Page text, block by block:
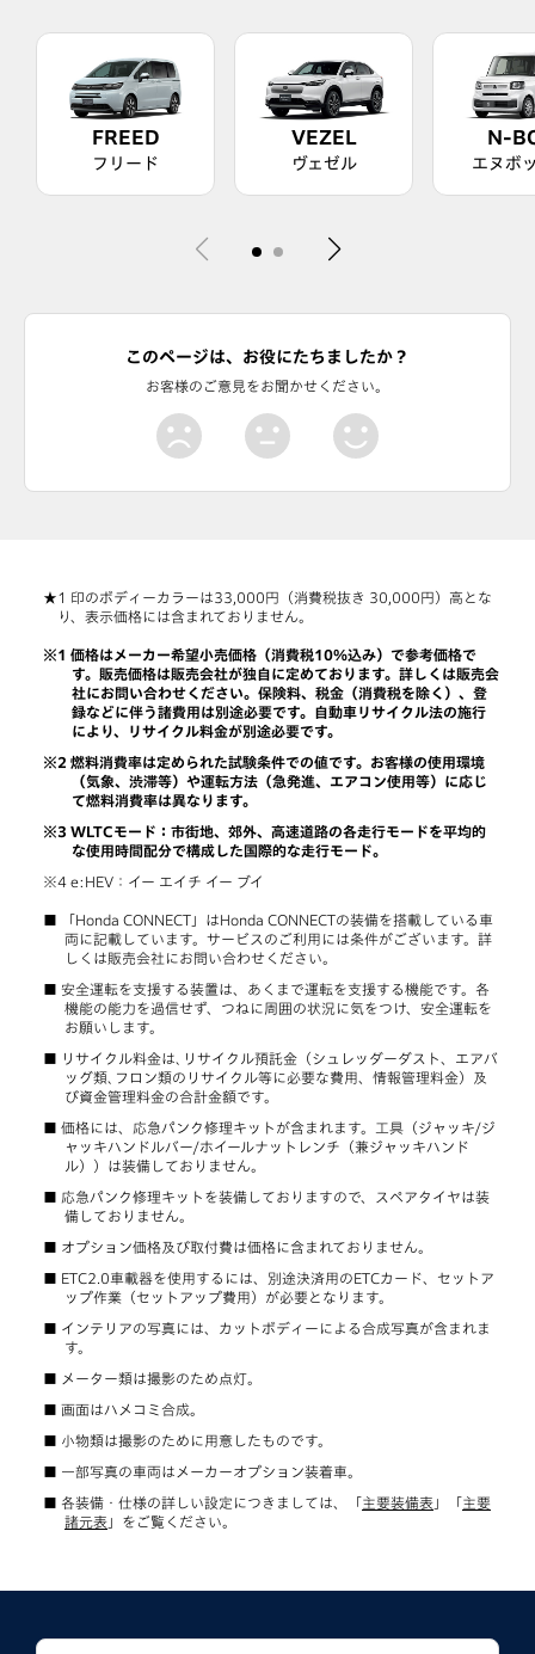
FREED
フリード
VEZEL
ヴェゼル
N-
エヌボ
このページは、お役にたちましたか？
お客様のご意見をお聞かせください。
印のボディーカラーは33,000円（消費税抜き 30,000円）高とな
り、表示価格には含まれておりません。
価格はメーカー希望小売価格（消費税10％込み）で参考価格で
す。販売価格は販売会社が独自に定めております。詳しくは販売会
社にお問い合わせください。保険料、税金（消費税を除く）、登
録などに伴う諸費用は別途必要です。自動車リサイクル法の施行
により、リサイクル料金が別途必要です。
燃料消費率は定められた試験条件での値です。お客様の使用環境
（気象、渋滞等）や運転方法（急発進、エアコン使用等）に応じ
て燃料消費率は異なります。
WLTCモード：市街地、郊外、高速道路の各走行モードを平均的
な使用時間配分で構成した国際的な走行モード。
e:HEV：イー エイチ イー ブイ
「Honda CONNECT」はHonda CONNECTの装備を搭載している車
両に記載しています。サービスのご利用には条件がございます。詳
しくは販売会社にお問い合わせください。
安全運転を支援する装置は、あくまで運転を支援する機能です。各
機能の能力を過信せず、つねに周囲の状況に気をつけ、安全運転を
お願いします。
リサイクル料金は､リサイクル預託金（シュレッダーダスト、エアバ
ッグ類､フロン類のリサイクル等に必要な費用、情報管理料金）及
び資金管理料金の合計金額です。
価格には、応急パンク修理キットが含まれます。工具（ジャッキ/ジ
ャッキハンドルバー/ホイールナットレンチ（兼ジャッキハンド
ル））は装備しておりません。
応急パンク修理キットを装備しておりますので、スペアタイヤは装
備しておりません。
オプション価格及び取付費は価格に含まれておりません。
ETC2.0車載器を使用するには、別途決済用のETCカード、セットア
ップ作業（セットアップ費用）が必要となります。
インテリアの写真には、カットボディーによる合成写真が含まれま
す。
メーター類は撮影のため点灯。
画面はハメコミ合成。
小物類は撮影のために用意したものです。
一部写真の車両はメーカーオプション装着車。
各装備・仕様の詳しい設定につきましては、「主要装備表 」「主要
諸元表 」をご覧ください。